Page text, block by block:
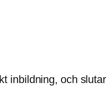
inbildning, och